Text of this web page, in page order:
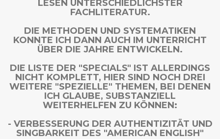
LESEN UNTERSCHIEDLICHSTER
FACHLITERATUR.
DIE METHODEN UND SYSTEMATIKEN
KONNTE ICH DANN AUCH IM UNTERRICHT
ÜBER DIE JAHRE ENTWICKELN.
DIE LISTE DER "SPECIALS" IST ALLERDINGS
NICHT KOMPLETT, HIER SIND NOCH DREI
WEITERE "SPEZIELLE" THEMEN, BEI DENEN
ICH GLAUBE, SUBSTANZIELL
WEITERHELFEN ZU KÖNNEN:
- VERBESSERUNG DER AUTHENTIZITÄT UND
SINGBARKEIT DES "AMERICAN ENGLISH"